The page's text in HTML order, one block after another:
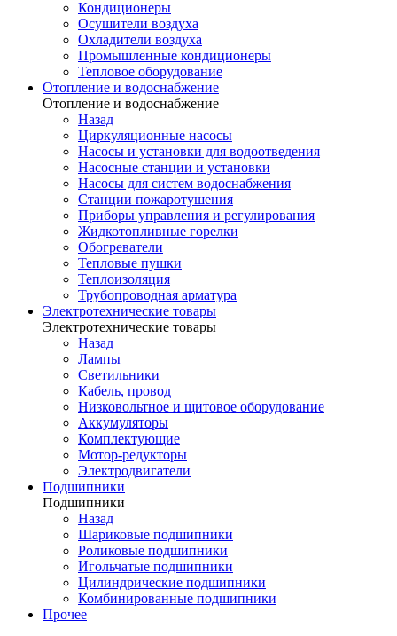
Кондиционеры
Осушители воздуха
Охладители воздуха
Промышленные кондиционеры
Тепловое оборудование
Отопление и водоснабжение
Отопление и водоснабжение
Назад
Циркуляционные насосы
Насосы и установки для водоотведения
Насосные станции и установки
Насосы для систем водоснабжения
Станции пожаротушения
Приборы управления и регулирования
Жидкотопливные горелки
Обогреватели
Тепловые пушки
Теплоизоляция
Трубопроводная арматура
Электротехнические товары
Электротехнические товары
Назад
Лампы
Светильники
Кабель, провод
Низковольтное и щитовое оборудование
Аккумуляторы
Комплектующие
Мотор-редукторы
Электродвигатели
Подшипники
Подшипники
Назад
Шариковые подшипники
Роликовые подшипники
Игольчатые подшипники
Цилиндрические подшипники
Комбинированные подшипники
Прочее